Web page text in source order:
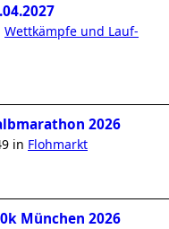
Wettkämpfe und Lauf-
2026
in Flohmarkt
München 2026